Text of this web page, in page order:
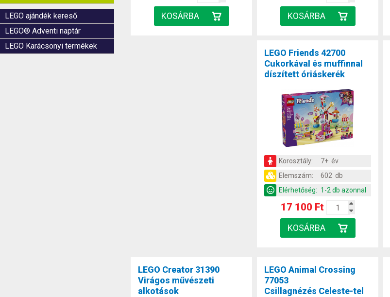
LEGO ajándék kereső
LEGO® Adventi naptár
LEGO Karácsonyi termékek
LEGO Friends 42700
Cukorkával és muffinnal
díszített óriáskerék
Korosztály:
7+ év
Elemszám:
602 db
Elérhetőség: 1-2 db azonnal
17 100 Ft
LEGO Creator 31390
Virágos művészeti
alkotások
LEGO Animal Crossing
77053
Csillagnézés Celeste-tel